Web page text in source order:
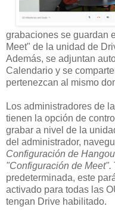
grabaciones se guardan
Meet" de la unidad de
Además, se adjuntan
Calendario y se
pertenezcan al mismo
Los administradores de
tienen la opción de
grabar a nivel de la
del administrador,
Configuración de
"Configuración de Meet".
predeterminada, este
activado para todas las
tengan Drive habilitado.